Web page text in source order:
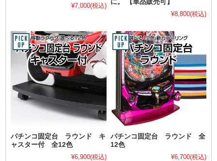
¥7,000(税込)
に。 【単品販売可】
¥8,800(税込)
パチンコ固定台 ラウンド キ
ャスター付 全12色
¥6,900(税込)
パチンコ固定台 ラウンド 全
12色
¥6,700(税込)